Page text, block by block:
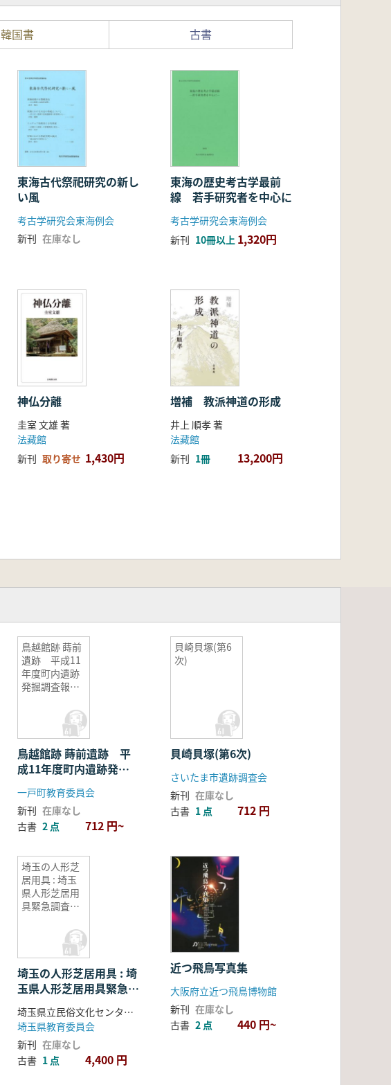
韓国書 古書
東海古代祭祀研究の新し
い風
考古学研究会東海例会
新刊 在庫なし
東海の歴史考古学最前
線 若手研究者を中心に
考古学研究会東海例会
新刊 10冊以上 1,320円
神仏分離
圭室 文雄 著
法藏館
新刊 取り寄せ 1,430円
増補 教派神道の形成
井上 順孝 著
法藏館
新刊 1冊 13,200円
鳥越館跡 蒔前
遺跡 平成11
年度町内遺跡
発掘調査報告
鳥越館跡 蒔前遺跡 平
成11年度町内遺跡発掘
調査報告書
一戸町教育委員会
新刊 在庫なし
古書 2 点 712 円~
貝崎貝塚(第6
次)
貝崎貝塚(第6次)
さいたま市遺跡調査会
新刊 在庫なし
古書 1 点 712 円
埼玉の人形芝
居用具 : 埼玉
県人形芝居用
具緊急調査報
巻 2冊揃
埼玉の人形芝居用具 : 埼
玉県人形芝居用具緊急調
査報告書 上下巻 2冊
揃
埼玉県立民俗文化センター 編
埼玉県教育委員会
新刊 在庫なし
古書 1 点 4,400 円
近つ飛鳥写真集
大阪府立近つ飛鳥博物館
新刊 在庫なし
古書 2 点 440 円~